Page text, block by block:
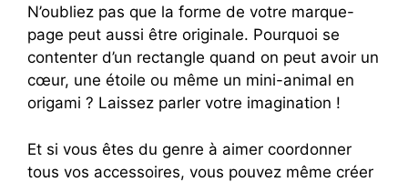
N’oubliez pas que la forme de votre marque-
page peut aussi être originale. Pourquoi se
contenter d’un rectangle quand on peut avoir un
cœur, une étoile ou même un mini-animal en
origami ? Laissez parler votre imagination !
Et si vous êtes du genre à aimer coordonner
tous vos accessoires, vous pouvez même créer